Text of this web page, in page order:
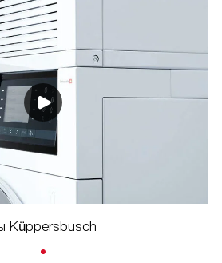
Küppersbusch